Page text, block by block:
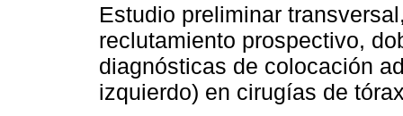
Estudio preliminar
reclutamiento prospectivo,
diagnósticas de colocación
izquierdo) en cirugías de